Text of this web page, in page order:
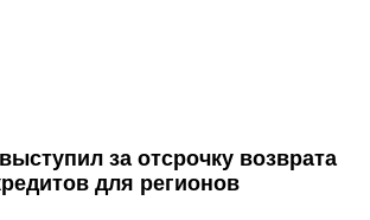
за отсрочку возврата
для регионов